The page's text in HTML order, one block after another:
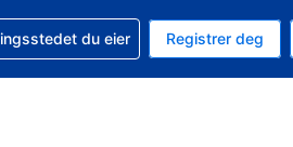
valuta
som språk
din du eier Registrer deg